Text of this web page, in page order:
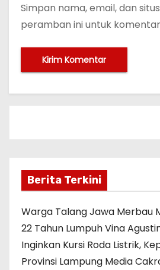
Simpan nama, email, dan
peramban ini untuk
Berita Terkini
Warga Talang Jawa Merbau
22 Tahun Lumpuh Vina
Inginkan Kursi Roda Listrik,
Provinsi Lampung Media